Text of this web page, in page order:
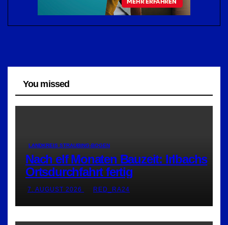
You missed
LANDKREIS STRAUBING-BOGEN
Nach elf Monaten Bauzeit: Irlbachs
Ortsdurchfahrt fertig
7. AUGUST 2026 RED_RA24